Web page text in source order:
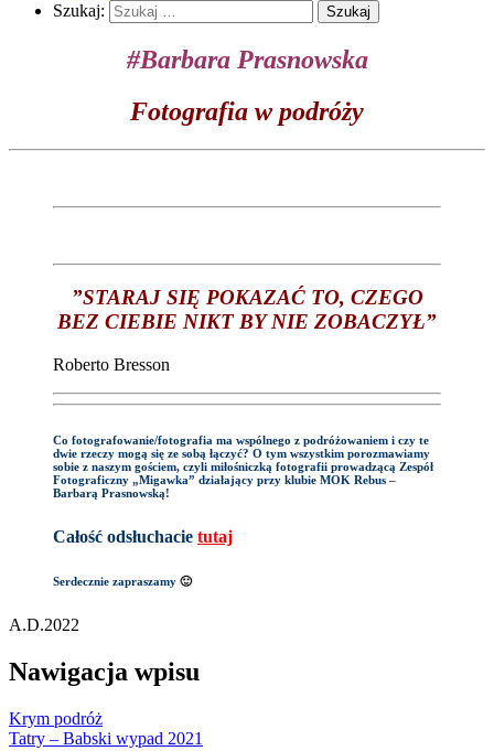
Szukaj:
#Barbara Prasnowska
Fotografia w podróży
”STARAJ SIĘ POKAZAĆ TO, CZEGO
BEZ CIEBIE NIKT BY NIE ZOBACZYŁ”
Roberto Bresson
Co fotografowanie/fotografia ma wspólnego z podróżowaniem i czy te
dwie rzeczy mogą się ze sobą łączyć? O tym wszystkim porozmawiamy
sobie z naszym gościem, czyli miłośniczką fotografii prowadzącą Zespół
Fotograficzny „Migawka” działający przy klubie MOK Rebus –
Barbarą Prasnowską!
Całość odsłuchacie tutaj
Serdecznie zapraszamy 🙂
A.D.2022
Nawigacja wpisu
Krym podróż
Tatry – Babski wypad 2021